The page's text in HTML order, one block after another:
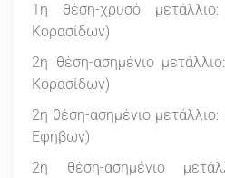
1η θέση-χρυσό
Κορασίδων)
2η θέση-ασημένιο
Κορασίδων)
2η θέση-ασημένιο
Εφήβων)
2η θέση-ασημένιο